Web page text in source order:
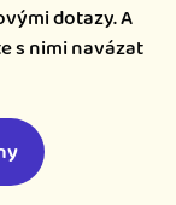
dotazy. A
s nimi navázat